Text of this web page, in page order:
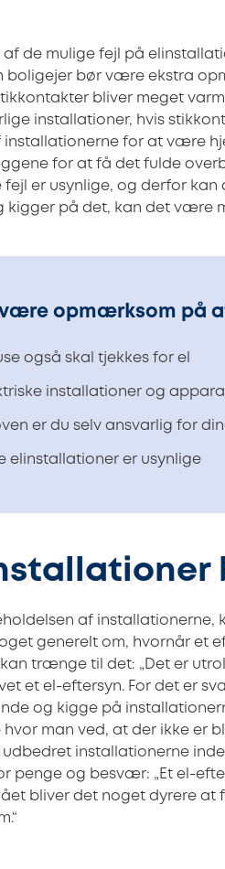
de mulige fejl på
boligejer bør være ekstra
bliver meget
installationer, hvis
for at være
for at få det fulde
fejl er usynlige, og derfor
kigger på det, kan det være
være opmærksom på
også skal tjekkes for el
installationer og
er du selv ansvarlig for
elinstallationer er usynlige
af installationerne,
generelt om, hvornår et
trænge til det: „Det er
et el-eftersyn. For det er
og kigge på
hvor man ved, at der ikke
udbedret installationerne
penge og besvær: „Et el-
bliver det noget dyrere at